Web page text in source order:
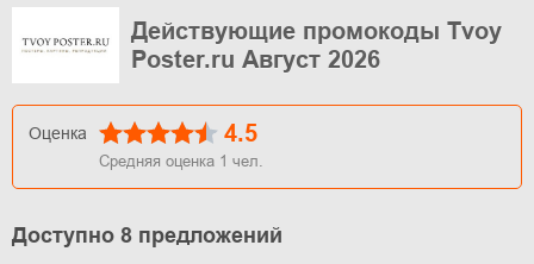
Действующие промокоды Tvoy
Poster.ru Август 2026
Оценка 4.5
Средняя оценка 1 чел.
Доступно 8 предложений